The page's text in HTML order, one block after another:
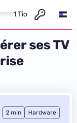
1 Tio
ses TV
2 min Hardware